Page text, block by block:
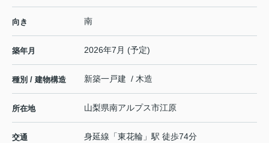
向き 南
築年月 2026年7月 (予定)
種別 / 建物構造 新築一戸建 / 木造
所在地 山梨県南アルプス市江原
交通 身延線 「東花輪 」駅 徒歩74分